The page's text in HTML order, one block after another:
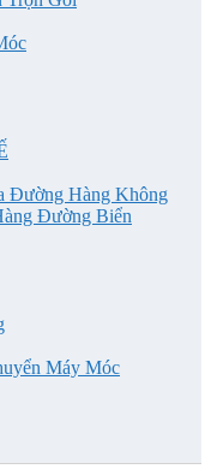
Đường Hàng Không
Đường Biển
Máy Móc